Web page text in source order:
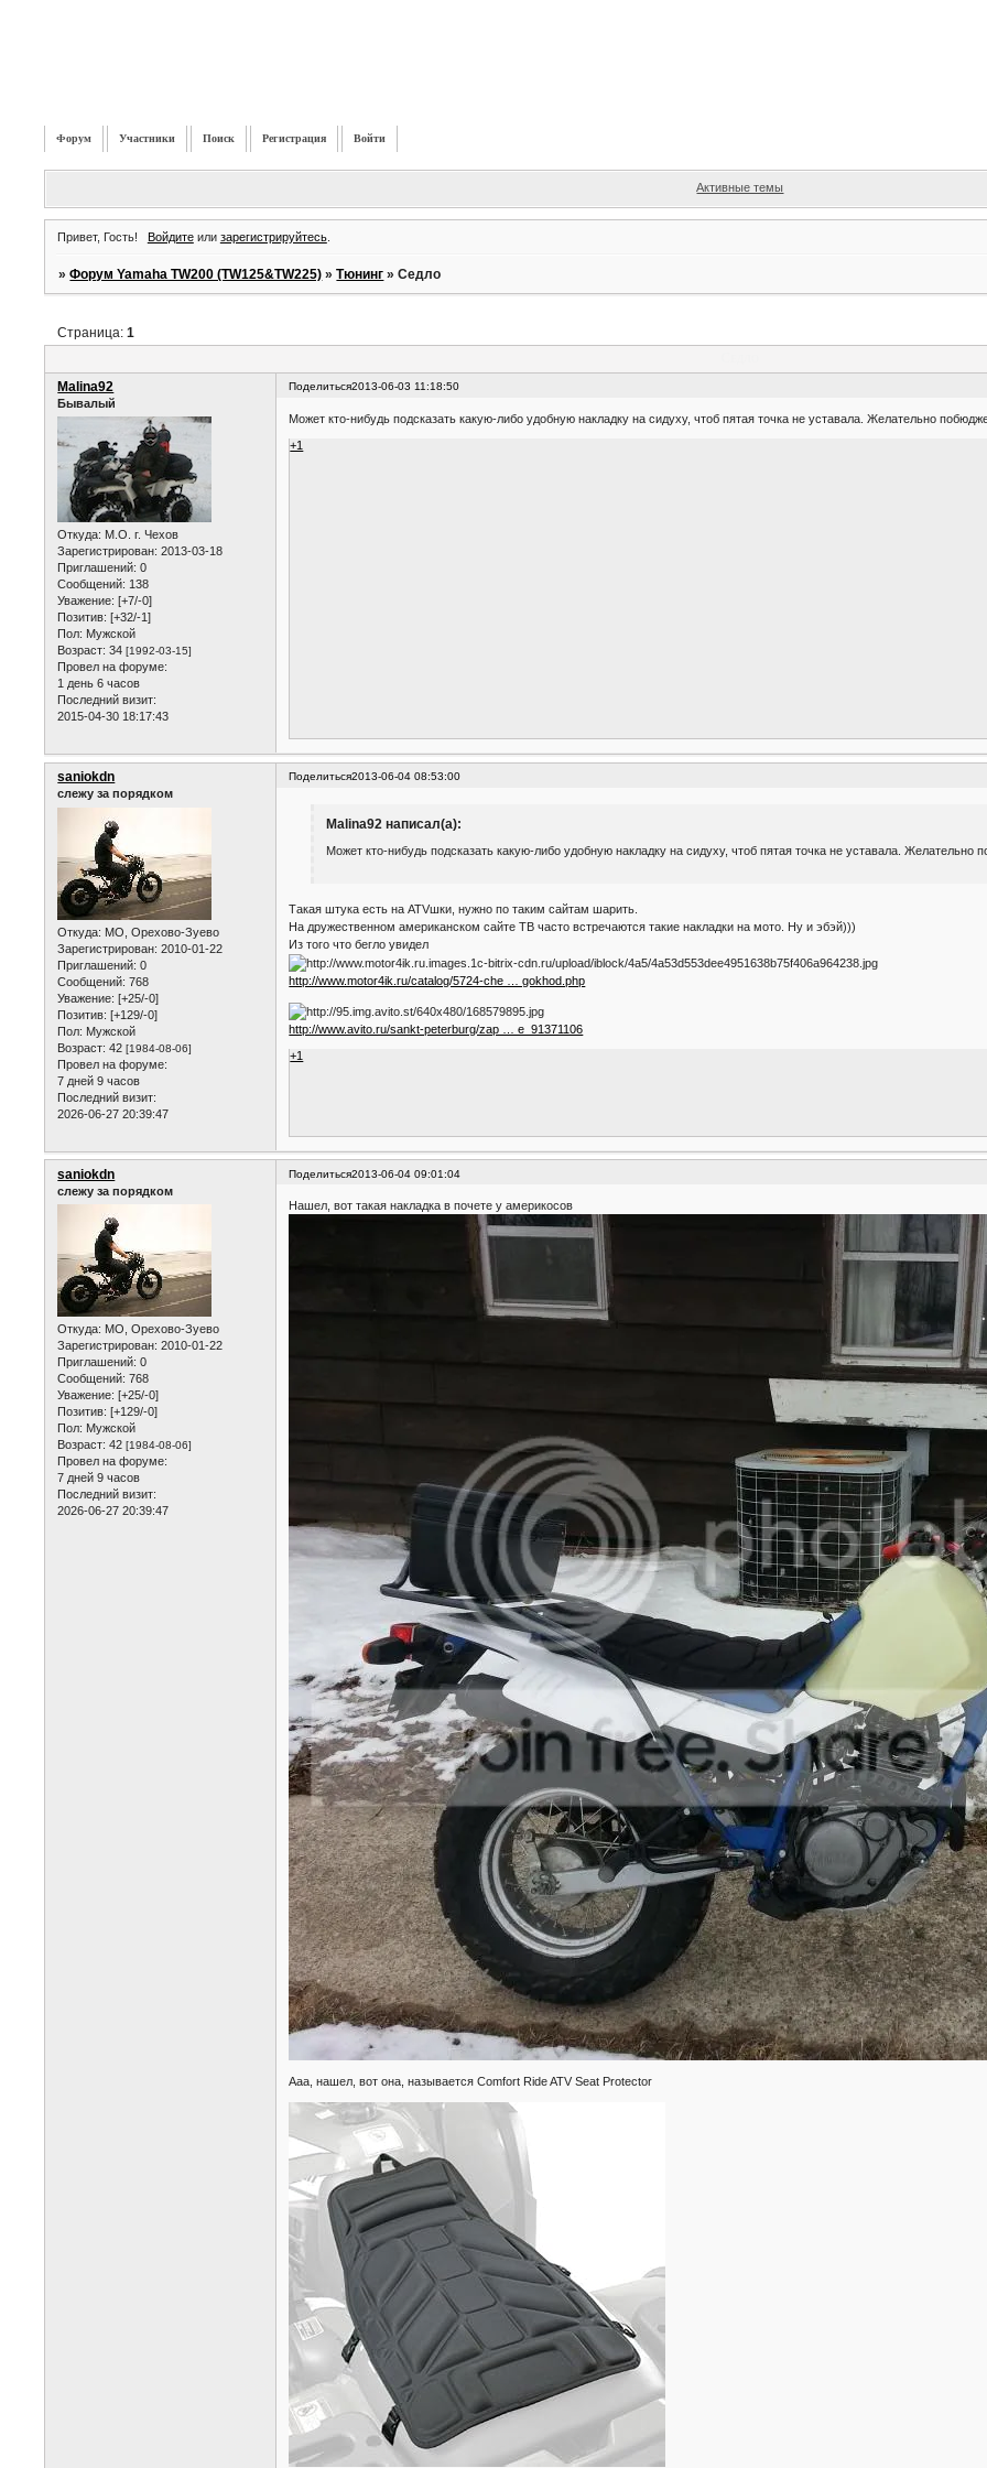
Форум Участники Поиск Регистрация Войти
Активные темы
Привет, Гость! Войдитеили зарегистрируйтесь.
»Форум Yamaha TW200 (TW125&TW225) »Тюнинг »Седло
Страница:1
Поделиться2013-06-03 11:18:50
Malina92
Бывалый
Откуда: М.О. г. Чехов
Зарегистрирован: 2013-03-18
Приглашений: 0
Сообщений: 138
Уважение: [+7/-0]
Позитив: [+32/-1]
Пол: Мужской
Возраст: 34[1992-03-15]
Провел на форуме:
1 день 6 часов
Последний визит:
2015-04-30 18:17:43
Может кто-нибудь подсказать какую-либо удобную накладку на сидуху, чтоб пятая точка не уставала. Желательно
+1
Поделиться2013-06-04 08:53:00
saniokdn
слежу за порядком
Откуда: МО, Орехово-Зуево
Зарегистрирован: 2010-01-22
Приглашений: 0
Сообщений: 768
Уважение: [+25/-0]
Позитив: [+129/-0]
Пол: Мужской
Возраст: 42[1984-08-06]
Провел на форуме:
7 дней 9 часов
Последний визит:
2026-06-27 20:39:47
Malina92 написал(а):
Может кто-нибудь подсказать какую-либо удобную накладку на сидуху, чтоб пятая точка не уставала.
Такая штука есть на ATVшки, нужно по таким сайтам шарить.
На дружественном американском сайте ТВ часто встречаются такие накладки на мото. Ну и эбэй)))
Из того что бегло увидел
http://www.motor4ik.ru/catalog/5724-che … gokhod.php
http://www.avito.ru/sankt-peterburg/zap … e_91371106
+1
Поделиться2013-06-04 09:01:04
saniokdn
слежу за порядком
Откуда: МО, Орехово-Зуево
Зарегистрирован: 2010-01-22
Приглашений: 0
Сообщений: 768
Уважение: [+25/-0]
Позитив: [+129/-0]
Пол: Мужской
Возраст: 42[1984-08-06]
Провел на форуме:
7 дней 9 часов
Последний визит:
2026-06-27 20:39:47
Нашел, вот такая накладка в почете у америкосов
Ааа, нашел, вот она, называется Comfort Ride ATV Seat Protector